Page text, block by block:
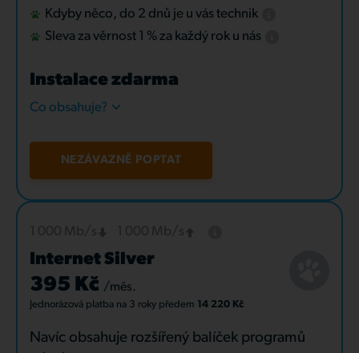
Kdyby něco, do 2 dnů je u vás technik
Sleva za věrnost 1 % za každý rok u nás
Instalace zdarma
Co obsahuje?
NEZÁVAZNĚ POPTAT
Internet Silver
395 Kč /měs.
Jednorázová platba na 3 roky předem 14 220 Kč
Navíc obsahuje rozšířený balíček programů